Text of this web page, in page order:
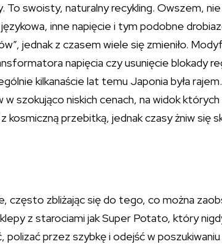
swoisty, naturalny recykling. Owszem,
inne napięcie i tym podobne
jednak z czasem wiele się zmieniło.
napięcia czy usunięcie blokady
kilkanaście lat temu Japonia była
szokująco niskich cenach, na widok których
przebitką, jednak czasy żniw się
często zbliżając się do tego, co można
z starociami jak Super Potato, który
przez szybkę i odejść w